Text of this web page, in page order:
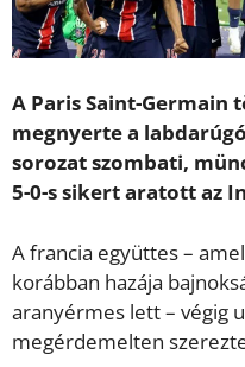
A Paris Saint-Germain
megnyerte a
sorozat szombati,
5-0-s sikert aratott az
A francia együttes –
korábban hazája
aranyérmes lett – végig
megérdemelten